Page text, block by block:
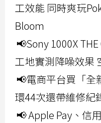
工效能 同時爽玩
Bloom
📢Sony 1000X THE
工地實測降噪效果
📢電商平台買「全
環44次還帶維修紀
📢 Apple Pay、信